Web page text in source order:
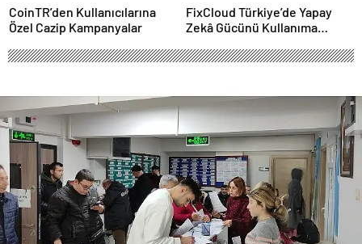
CoinTR’den Kullanıcılarına
Özel Cazip Kampanyalar
FixCloud Türkiye’de Yapay
Zekâ Gücünü Kullanıma